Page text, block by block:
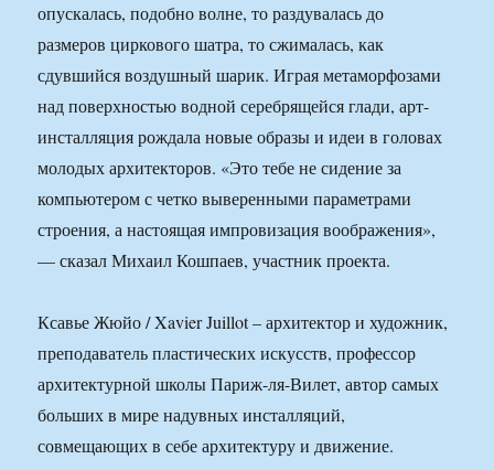
опускалась, подобно волне, то раздувалась до
размеров циркового шатра, то сжималась, как
сдувшийся воздушный шарик. Играя метаморфозами
над поверхностью водной серебрящейся глади, арт-
инсталляция рождала новые образы и идеи в головах
молодых архитекторов. «Это тебе не сидение за
компьютером с четко выверенными параметрами
строения, а настоящая импровизация воображения»,
— сказал Михаил Кошпаев, участник проекта.
Ксавье Жюйо / Xavier Juillot – архитектор и художник,
преподаватель пластических искусств, профессор
архитектурной школы Париж-ля-Вилет, автор самых
больших в мире надувных инсталляций,
совмещающих в себе архитектуру и движение.